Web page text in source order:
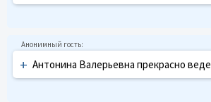
+ Антонина Валерьевна прекрасно